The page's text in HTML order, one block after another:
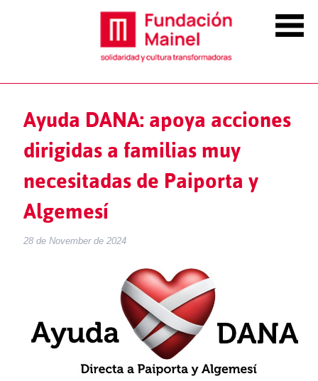
Ayuda DANA: apoya acciones
dirigidas a familias muy
necesitadas de Paiporta y
Algemesí
28 de November de 2024